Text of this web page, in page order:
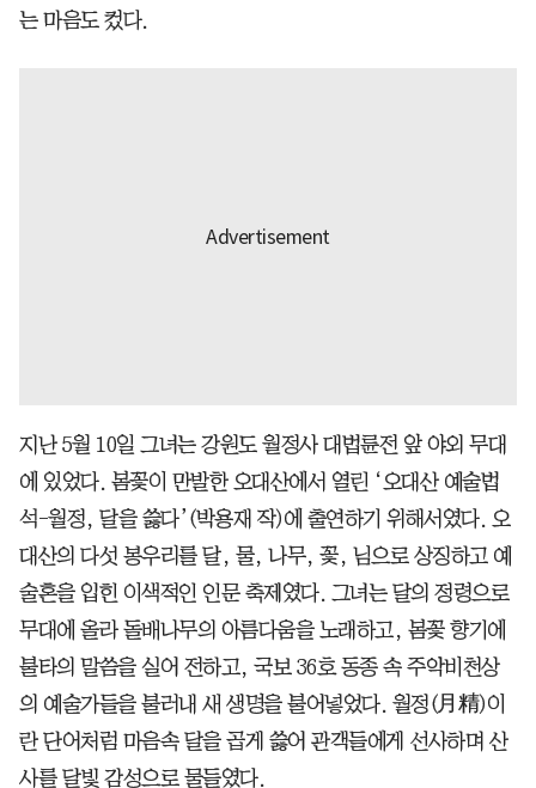
는 마음도 컸다.
지난 5월 10일 그녀는 강원도 월정사 대법륜전 앞 야외 무대
에 있었다. 봄꽃이 만발한 오대산에서 열린 ‘오대산 예술법
석-월정, 달을 쓿다’(박용재 작)에 출연하기 위해서였다. 오
대산의 다섯 봉우리를 달, 물, 나무, 꽃, 님으로 상징하고 예
술혼을 입힌 이색적인 인문 축제였다. 그녀는 달의 정령으로
무대에 올라 돌배나무의 아름다움을 노래하고, 봄꽃 향기에
불타의 말씀을 실어 전하고, 국보 36호 동종 속 주악비천상
의 예술가들을 불러내 새 생명을 불어넣었다. 월정(月精)이
란 단어처럼 마음속 달을 곱게 쓿어 관객들에게 선사하며 산
사를 달빛 감성으로 물들였다.